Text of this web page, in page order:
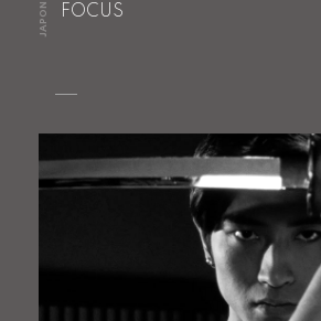
JAPON FOCUS